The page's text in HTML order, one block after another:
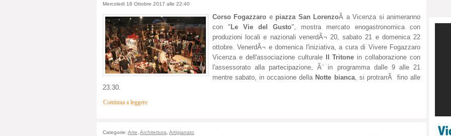
Mercoledi 18 Ottobre 2017 alle 22:40
Corso Fogazzaro e piazza San LorenzoÂ a Vicenza si animeranno
con " Le Vie del Gusto", mostra mercato enogastronomica con
produzioni locali e nazionali venerdÃ¬ 20, sabato 21 e domenica 22
ottobre. VenerdÃ¬ e domenica l'iniziativa, a cura di Vivere Fogazzaro
Vicenza e dell'associazione culturaleIl Tritone in collaborazione con
l'assessorato alla partecipazione, Ã¨ in programma dalle 9 alle 21
mentre sabato, in occasione della Notte bianca, si protrarrÃ fino alle
23.30.
Continua a leggere
Categorie: Arte Architettura Artigianato